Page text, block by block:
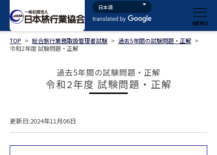
TOP > 総合旅行業務取扱管理者試験 > 過去5年間の試験問題・正解 >
令和2年度 試験問題・正解
過去5年間の試験問題・正解
令和2年度 試験問題・正解
更新日:2024年11月06日